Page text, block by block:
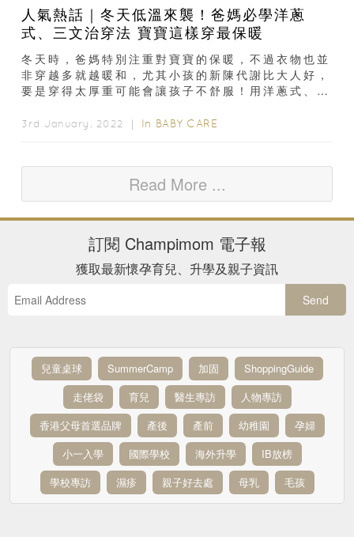
人氣熱話｜冬天低溫來襲！爸媽必學洋蔥
式、三文治穿法 寶寶這樣穿最保暖
冬天時，爸媽特別注重對寶寶的保暖，不過衣物也並
非穿越多就越暖和，尤其小孩的新陳代謝比大人好，
要是穿得太厚重可能會讓孩子不舒服！用洋蔥式、三
3rd January, 2022 ｜ In BABY CARE
Read More ...
訂閱 Champimom 電子報
獲取最新懷孕育兒、升學及親子資訊
Send
兒童桌球 SummerCamp 加固
ShoppingGuide
走佬袋
育兒 醫生專訪
人物專訪
香港父母首選品牌
產後 產前 幼稚園
孕婦
小一入學
國際學校 海外升學
IB放榜
學校專訪
濕疹 親子好去處 母乳 毛孩